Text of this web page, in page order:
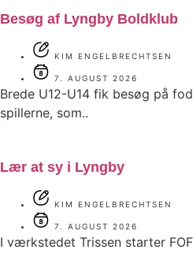
Besøg af Lyngby Boldklub
KIM ENGELBRECHTSEN
7. AUGUST 2026
Brede U12-U14 fik besøg på
spillerne, som..
Lær at sy i Lyngby
KIM ENGELBRECHTSEN
7. AUGUST 2026
I værkstedet Trissen starter